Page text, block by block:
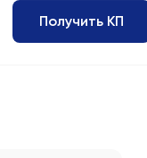
Получить КП